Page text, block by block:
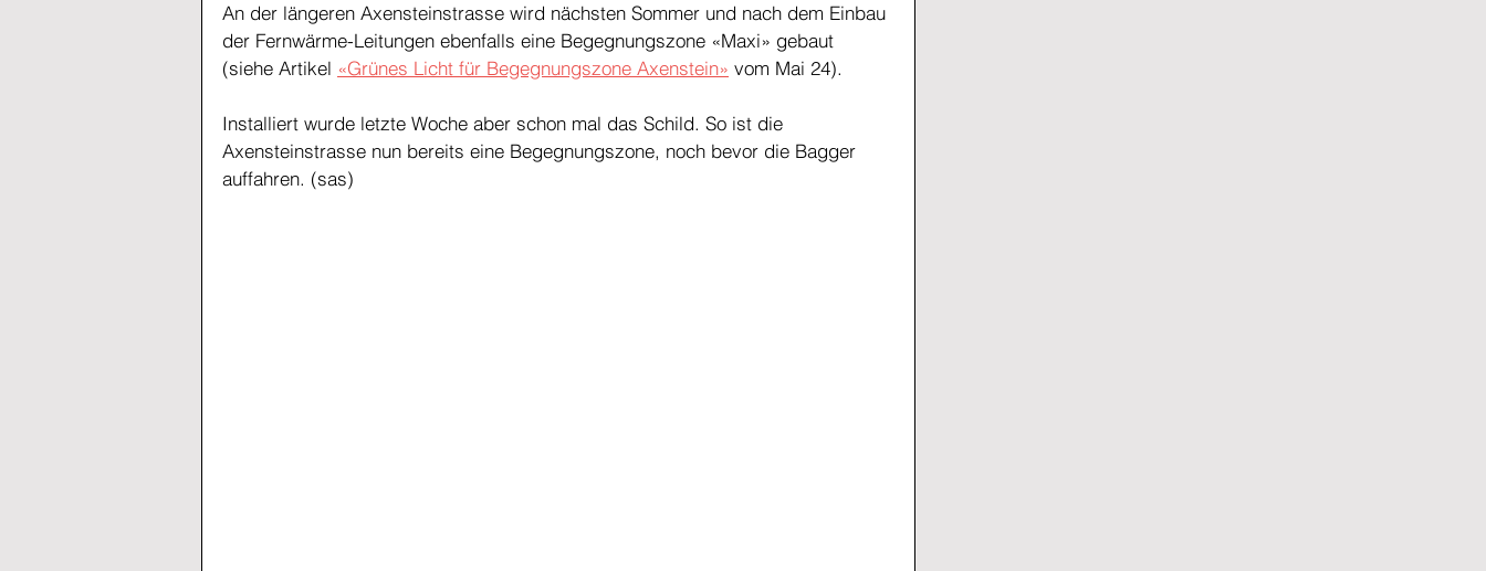
An der längeren Axensteinstrasse wird nächsten Sommer und nach dem Einbau
der Fernwärme-Leitungen ebenfalls eine Begegnungszone «Maxi» gebaut
(siehe Artikel «Grünes Licht für Begegnungszone Axenstein» vom Mai 24).
Installiert wurde letzte Woche aber schon mal das Schild. So ist die
Axensteinstrasse nun bereits eine Begegnungszone, noch bevor die Bagger
auffahren. (sas)